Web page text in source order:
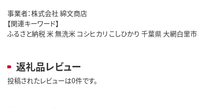
事業者：株式会社 綿文商店
【関連キーワード】
ふるさと納税 米 無洗米 コシヒカリ こしひかり 千葉県 大網白里市
返礼品レビュー
投稿されたレビューは0件です。